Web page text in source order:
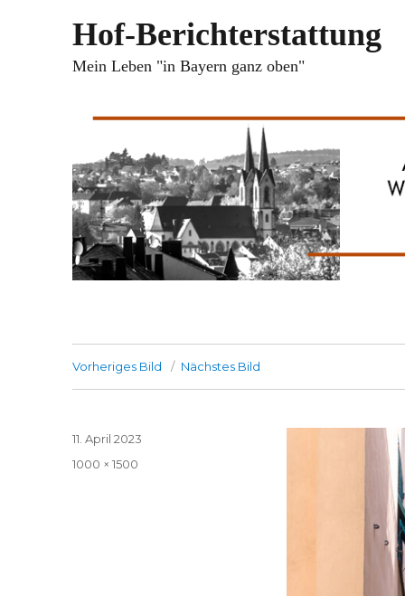
Hof-Berichterstattung
Mein Leben "in Bayern ganz oben"
Vorheriges Bild Nächstes Bild
Veröffentlicht
11. April 2023
Volle
1000 × 1500